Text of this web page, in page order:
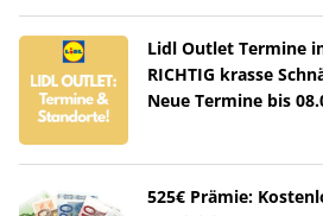
Lidl Outlet Termine
RICHTIG krasse
Neue Termine bis
525€ Prämie: